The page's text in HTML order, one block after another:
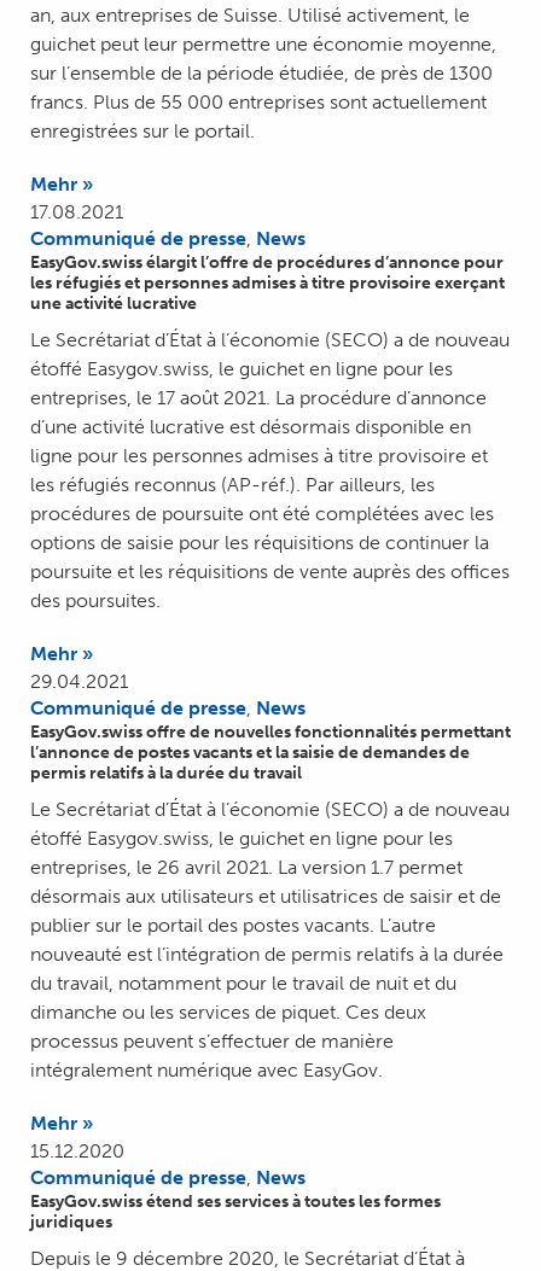
an, aux entreprises de Suisse. Utilisé activement, le
guichet peut leur permettre une économie moyenne,
sur l’ensemble de la période étudiée, de près de 1300
francs. Plus de 55 000 entreprises sont actuellement
enregistrées sur le portail.
Mehr »
17.08.2021
Communiqué de presse, News
EasyGov.swiss élargit l’offre de procédures d’annonce pour
les réfugiés et personnes admises à titre provisoire exerçant
une activité lucrative
Le Secrétariat d’État à l’économie (SECO) a de nouveau
étoffé Easygov.swiss, le guichet en ligne pour les
entreprises, le 17 août 2021. La procédure d’annonce
d’une activité lucrative est désormais disponible en
ligne pour les personnes admises à titre provisoire et
les réfugiés reconnus (AP-réf.). Par ailleurs, les
procédures de poursuite ont été complétées avec les
options de saisie pour les réquisitions de continuer la
poursuite et les réquisitions de vente auprès des offices
des poursuites.
Mehr »
29.04.2021
Communiqué de presse, News
EasyGov.swiss offre de nouvelles fonctionnalités permettant
l’annonce de postes vacants et la saisie de demandes de
permis relatifs à la durée du travail
Le Secrétariat d’État à l’économie (SECO) a de nouveau
étoffé Easygov.swiss, le guichet en ligne pour les
entreprises, le 26 avril 2021. La version 1.7 permet
désormais aux utilisateurs et utilisatrices de saisir et de
publier sur le portail des postes vacants. L’autre
nouveauté est l’intégration de permis relatifs à la durée
du travail, notamment pour le travail de nuit et du
dimanche ou les services de piquet. Ces deux
processus peuvent s’effectuer de manière
intégralement numérique avec EasyGov.
Mehr »
15.12.2020
Communiqué de presse, News
EasyGov.swiss étend ses services à toutes les formes
juridiques
Depuis le 9 décembre 2020, le Secrétariat d’État à